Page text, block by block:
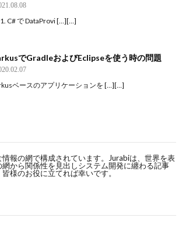
C# で DataProvi […][…]
でGradleおよびEclipseを使う時の問題
ベースのアプリケーションを […][…]
報の網で構成されています。Jurabiは、世界を表
から関係性を見出しシステム開発に纏わる記事
様のお役に立てれば幸いです。